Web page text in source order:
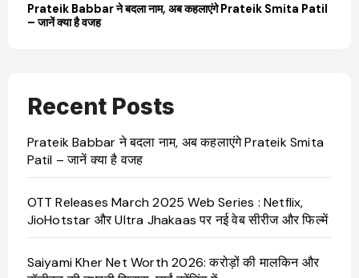
Prateik Babbar ने बदला नाम, अब कहलाएंगे Prateik Smita Patil
– जानें क्या है वजह
Recent Posts
Prateik Babbar ने बदला नाम, अब कहलाएंगे Prateik Smita
Patil – जानें क्या है वजह
OTT Releases March 2025 Web Series : Netflix,
JioHotstar और Ultra Jhakaas पर नई वेब सीरीज और फिल्में
Saiyami Kher Net Worth 2026: करोड़ों की मालकिन और